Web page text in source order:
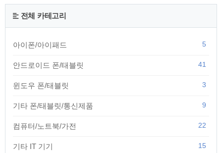
전체 카테고리
아이폰/아이패드 5
안드로이드 폰/태블릿 41
윈도우 폰/태블릿 3
기타 폰/태블릿/통신제품 9
컴퓨터/노트북/가전 22
기타 IT 기기 15